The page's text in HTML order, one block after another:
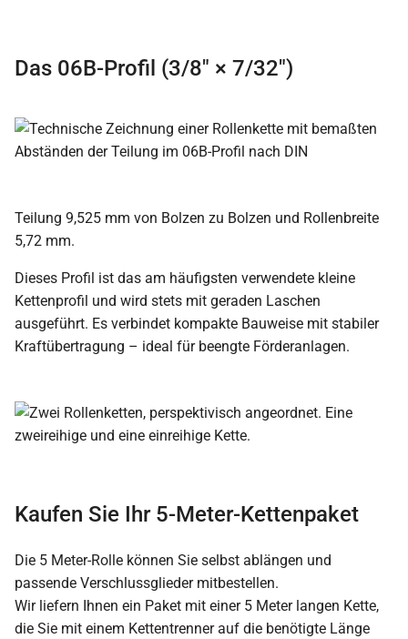
Das 06B-Profil (3/8″ × 7/32″)
Teilung 9,525 mm von Bolzen zu Bolzen und Rollenbreite
5,72 mm.
Dieses Profil ist das am häufigsten verwendete kleine
Kettenprofil und wird stets mit geraden Laschen
ausgeführt. Es verbindet kompakte Bauweise mit stabiler
Kraftübertragung – ideal für beengte Förderanlagen.
Kaufen Sie Ihr 5-Meter-Kettenpaket
Die 5 Meter-Rolle können Sie selbst ablängen und
passende Verschlussglieder mitbestellen.
Wir liefern Ihnen ein Paket mit einer 5 Meter langen Kette,
die Sie mit einem Kettentrenner auf die benötigte Länge